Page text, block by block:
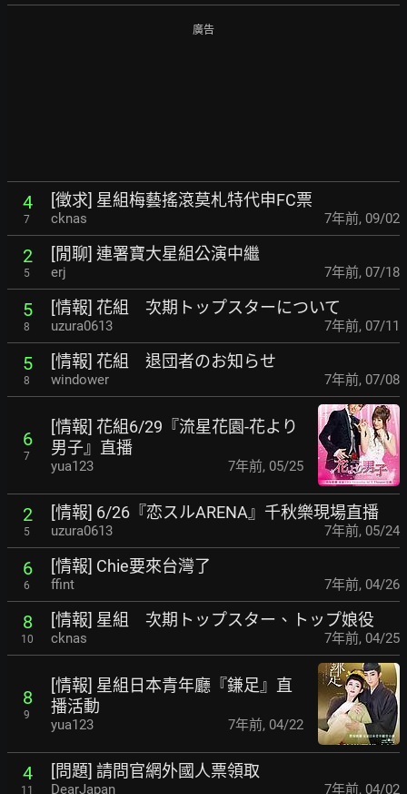
廣告
4
7
[徵求] 星組梅藝搖滾莫札特代申FC票
cknas 7年前, 09/02
2
5
[閒聊] 連署寶大星組公演中繼
erj 7年前, 07/18
5
8
[情報] 花組 次期トップスターについて
uzura0613 7年前, 07/11
5
8
[情報] 花組 退団者のお知らせ
windower 7年前, 07/08
6
7
[情報] 花組6/29『流星花園-花より
男子』直播
yua123 7年前, 05/25
2
5
[情報] 6/26『恋スルARENA』千秋樂現場直播
uzura0613 7年前, 05/24
6
6
[情報] Chie要來台灣了
ffint 7年前, 04/26
8
10
[情報] 星組 次期トップスター、トップ娘役
cknas 7年前, 04/25
8
9
[情報] 星組日本青年廳『鎌足』直
播活動
yua123 7年前, 04/22
4
11
[問題] 請問官網外國人票領取
DearJapan 7年前, 04/02